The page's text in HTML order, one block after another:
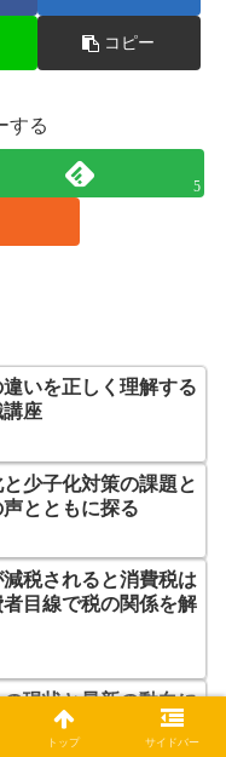
コピー
する
5
いを正しく理解する
講座
少子化対策の課題と
とともに探る
税されると消費税は
目線で税の関係を解
現状と最新の動向に
トップ サイドバー